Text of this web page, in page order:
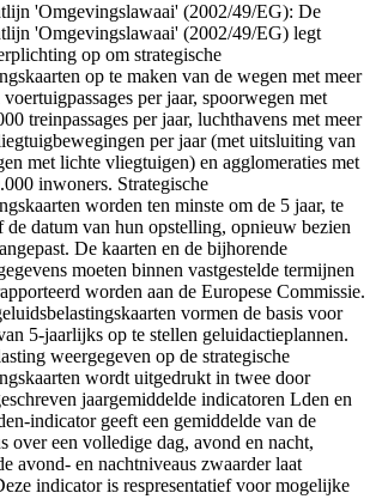
'Omgevingslawaai' (2002/49/EG): De
'Omgevingslawaai' (2002/49/EG) legt
op om strategische
op te maken van de wegen met meer
per jaar, spoorwegen met
treinpassages per jaar, luchthavens met meer
per jaar (met uitsluiting van
met lichte vliegtuigen) en agglomeraties met
inwoners. Strategische
worden ten minste om de 5 jaar, te
de datum van hun opstelling, opnieuw bezien
De kaarten en de bijhorende
moeten binnen vastgestelde termijnen
worden aan de Europese Commissie.
vormen de basis voor
5-jaarlijks op te stellen geluidactieplannen.
weergegeven op de strategische
wordt uitgedrukt in twee door
jaargemiddelde indicatoren Lden en
indicator geeft een gemiddelde van de
over een volledige dag, avond en nacht,
avond- en nachtniveaus zwaarder laat
indicator is respresentatief voor mogelijke